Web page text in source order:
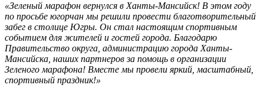
«Зеленый марафон вернулся в Ханты-Мансийск! В этом году
по просьбе югорчан мы решили провести благотворительный
забег в столице Югры. Он стал настоящим спортивным
событием для жителей и гостей города. Благодарю
Правительство округа, администрацию города Ханты-
Мансийска, наших партнеров за помощь в организации
Зеленого марафона! Вместе мы провели яркий, масштабный,
спортивный праздник!»